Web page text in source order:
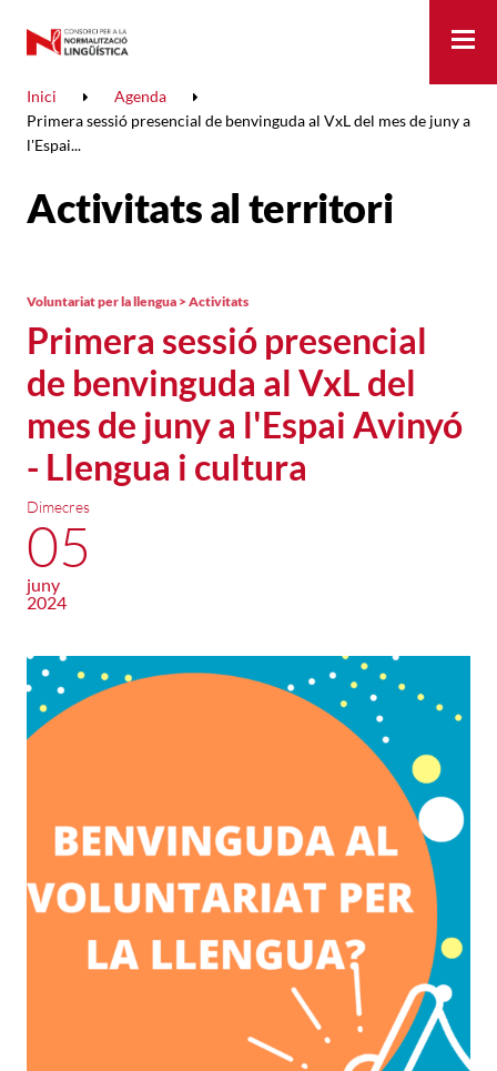
Inici
Agenda
Primera sessió presencial de benvinguda al VxL del mes de juny a
l'Espai...
Activitats al territori
Primera sessió presencial
de benvinguda al VxL del
mes de juny a l'Espai Avinyó
- Llengua i cultura
Voluntariat per la llengua > Activitats
Dimecres
05
juny
2024